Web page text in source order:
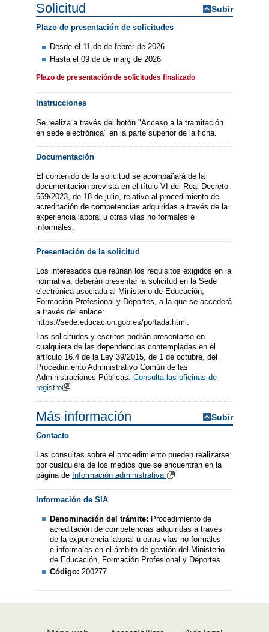
Solicitud Subir
Plazo de presentación de solicitudes
Desde el 11 de de febrer de 2026
Hasta el 09 de de març de 2026
Plazo de presentación de solicitudes finalizado
Instrucciones
Se realiza a través del botón "Acceso a la tramitación
en sede electrónica" en la parte superior de la ficha.
Documentación
El contenido de la solicitud se acompañará de la
documentación prevista en el título VI del Real Decreto
659/2023, de 18 de julio, relativo al procedimiento de
acreditación de competencias adquiridas a través de la
experiencia laboral u otras vías no formales e
informales.
Presentación de la solicitud
Los interesados que reúnan los requisitos exigidos en la
normativa, deberán presentar la solicitud en la Sede
electrónica asociada al Ministerio de Educación,
Formación Profesional y Deportes, a la que se accederá
a través del enlace:
https://sede.educacion.gob.es/portada.html.
Las solicitudes y escritos podrán presentarse en
cualquiera de las dependencias contempladas en el
artículo 16.4 de la Ley 39/2015, de 1 de octubre, del
Procedimiento Administrativo Común de las
Administraciones Públicas. Consulta las oficinas de
registro
Más información Subir
Contacto
Las consultas sobre el procedimiento pueden realizarse
por cualquiera de los medios que se encuentran en la
página de Información administrativa
Información de SIA
Denominación del trámite: Procedimiento de
acreditación de competencias adquiridas a través
de la experiencia laboral u otras vías no formales
e informales en el ámbito de gestión del Ministerio
de Educación, Formación Profesional y Deportes
Código:200277